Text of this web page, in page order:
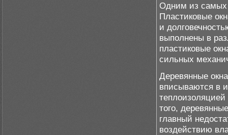
Одним из самых
Пластиковые
и
выполнены в
пластиковые
сильных
Деревянные
вписываются в
того,
главный
воздействию